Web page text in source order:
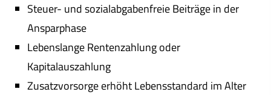
Steuer- und sozialabgabenfreie Beiträge in der
Ansparphase
Lebenslange Rentenzahlung oder
Kapitalauszahlung
Zusatzvorsorge erhöht Lebensstandard im Alter